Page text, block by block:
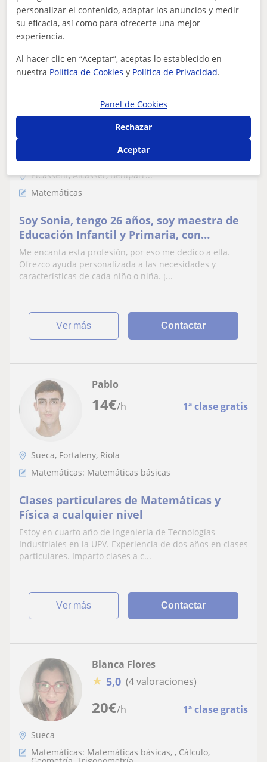
€/h
Sonia
Picassent, Alcàsser, Beniparr...
Matemáticas
Soy Sonia, tengo 26 años, soy maestra de
Educación Infantil y Primaria, con
titulación en Grado Superior de Educación
Infantil
Me encanta esta profesión, por eso me dedico a ella.
Ofrezco ayuda personalizada a las necesidades y
características de cada niño o niña. ¡...
ver más Contactar
14€/h 1ª clase gratis
Pablo
Sueca, Fortaleny, Riola
Matemáticas: Matemáticas básicas
Clases particulares de Matemáticas y
Física a cualquier nivel
Estoy en cuarto año de Ingeniería de Tecnologías
Industriales en la UPV. Experiencia de dos años en clases
particulares. Imparto clases a c...
ver más Contactar
20€/h 1ª clase gratis
Blanca Flores
★ 5,0 (4 valoraciones)
Sueca
Matemáticas: Matemáticas básicas, , Cálculo,
personalizar el contenido, adaptar los anuncios y medir
su eficacia, así como para ofrecerte una mejor
experiencia.
Al hacer clic en “Aceptar”, aceptas lo establecido en
nuestra Política de Cookies y Política de Privacidad.
Panel de Cookies
Rechazar
Aceptar